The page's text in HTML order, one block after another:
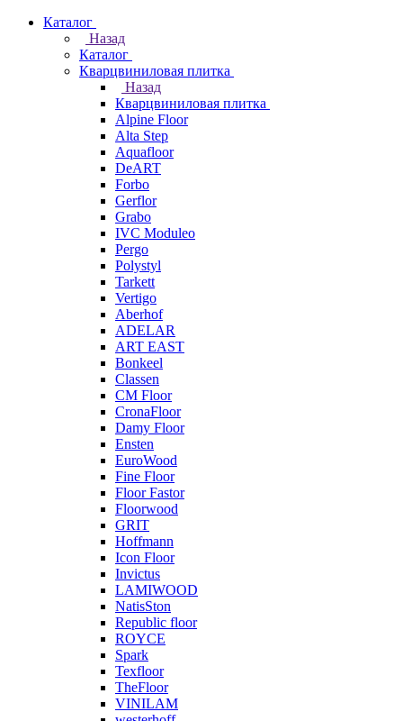
Каталог
Назад
Каталог
Кварцвиниловая плитка
Назад
Кварцвиниловая плитка
Alpine Floor
Alta Step
Aquafloor
DeART
Forbo
Gerflor
Grabo
IVC Moduleo
Pergo
Polystyl
Tarkett
Vertigo
Aberhof
ADELAR
ART EAST
Bonkeel
Classen
CM Floor
CronaFloor
Damy Floor
Ensten
EuroWood
Fine Floor
Floor Fastor
Floorwood
GRIT
Hoffmann
Icon Floor
Invictus
LAMIWOOD
NatisSton
Republic floor
ROYCE
Spark
Texfloor
TheFloor
VINILAM